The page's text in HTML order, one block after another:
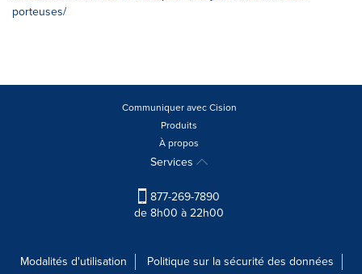
porteuses/
Communiquer avec Cision
Produits
À propos
Services
877-269-7890
de 8h00 à 22h00
Modalités d'utilisation
Politique sur la sécurité des données